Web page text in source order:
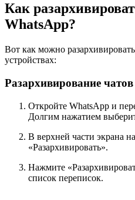
Как
WhatsApp?
Вот как можно
устройствах:
Разархивирование
Откройте WhatsApp и
Долгим нажатием
В верхней части экрана
«Разархивировать».
Нажмите
список переписок.